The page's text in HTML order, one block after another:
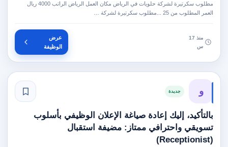
مطلوب سكرتيرة لشركة حلويات في الرياض مكان العمل الرياض الراتب 4000 ريال
العمر المطلوب من 25 ...مطلوب سكرتيرة لشركة …
منذ 17
س
عرض
الوظيفة
و جديدة
بالتأكيد، إليك إعادة صياغة الإعلان الوظيفي بأسلوب
تسويقي واحترافي ممتاز: مضيفة استقبال
(Receptionist)